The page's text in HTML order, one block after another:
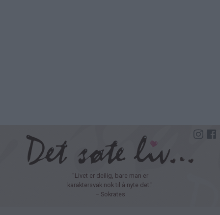
"Livet er deilig, bare man er
karaktersvak nok til å nyte det."
– Sokrates